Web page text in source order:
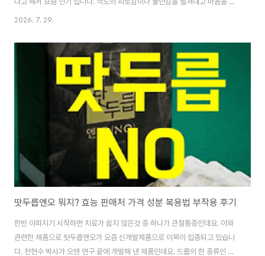
안하게 해주는 이 제품은 SNS를 통해서도 입소문이 나 있다는데, 어떤 이점이
후기까지 자세하게 파헤쳐 보겠습니다. 트라핀이란?트라핀은 현대인의 무너진
일상 균형을 되찾아주기 위해 만든 프리미엄 영양 보조 식품입니다. 단순히 일
시적인 활력을 주는 것이 아니라 몸속 깊은 곳의 안정과 휴식을 돕는 것에 초점
을 맞춘 제품으로 한국브랜드평판 1위를 기록할 만큼 높은 신뢰도를 얻고 있습
니다. 5개국 이상의 학술 논..
2026. 7. 29.
땃두릅엔오 뭐지? 효능 판매처 가격 성분 복용법 부작용 후기
한반 아파지기 시작하면 치료가 쉽지 않은것 중 하나가 관절통증인데요. 이와
관련한 제품으로 땃두릅엔오가 요즘 신개발제품으로 이목이 집중되고 있습니
다. 천현수 박사가 오랜 연구 끝에 개발해 낸 제품인데요. 드룹의 한 종류인 땃